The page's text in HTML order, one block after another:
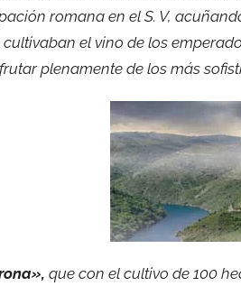
romana en el S. V,
cultivaban el vino de los
plenamente de los más
que con el cultivo de 100